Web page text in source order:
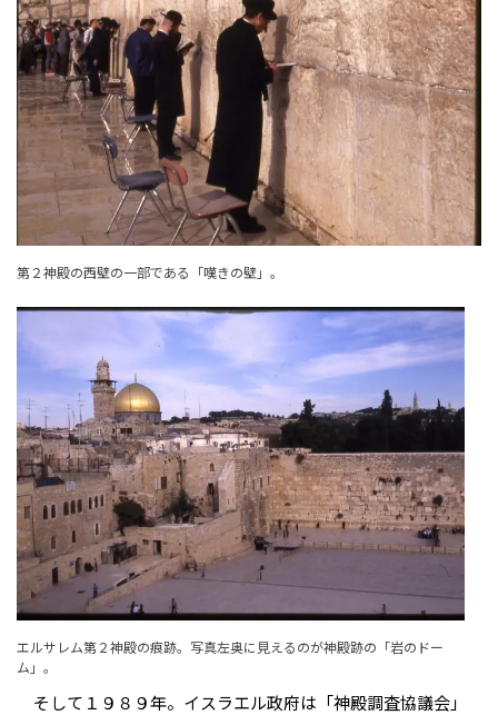
第２神殿の西壁の一部である「嘆きの壁」。
エルサレム第２神殿の痕跡。写真左奥に見えるのが神殿跡の「岩のドー
ム」。
そして１９８９年。イスラエル政府は「神殿調査協議会」